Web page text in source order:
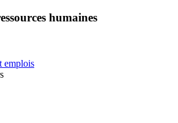
humaines
emplois